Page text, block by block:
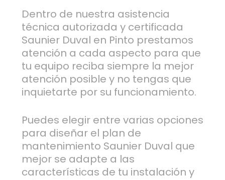
Dentro de nuestra asistencia
técnica autorizada y certificada
Saunier Duval en Pinto prestamos
atención a cada aspecto para que
tu equipo reciba siempre la mejor
atención posible y no tengas que
inquietarte por su funcionamiento.
Puedes elegir entre varias opciones
para diseñar el plan de
mantenimiento Saunier Duval que
mejor se adapte a las
características de tu instalación y